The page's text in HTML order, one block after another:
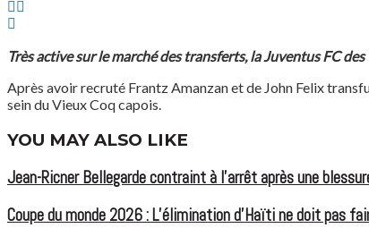
Très active sur le marché des transferts, la Juventus FC
Après avoir recruté Frantz Amanzan et de John Felix
sein du Vieux Coq capois.
YOU MAY ALSO LIKE
Jean-Ricner Bellegarde contraint à l’arrêt après une
Coupe du monde 2026 : L’élimination d’Haïti ne doit pas